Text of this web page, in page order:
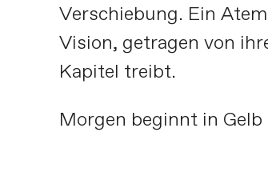
Verschiebung. Ein
Vision, getragen von
Kapitel treibt.
Morgen beginnt in Gelb